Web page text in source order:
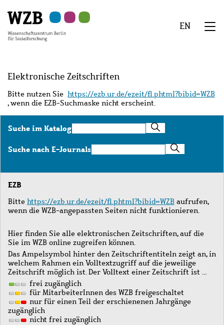
Hauptinhalt
springen
Navigation
springen
Suche
springen
Sekundärnavigation
springen
Fußzeile
springen
EN
Elektronische Zeitschriften
Bitte nutzen Sie https://ezb.ur.de/ezeit/fl.phtml?bibid=WZB
, wenn die EZB-Suchmaske nicht erscheint.
Suche im KatalogSuche
im
Katalog
Suche nach E-JournalsSuche
nach
Journals
EZB
Bitte https://ezb.ur.de/ezeit/fl.phtml?bibid=WZB aufrufen,
wenn die WZB-angepassten Seiten nicht funktionieren.
Hier finden Sie alle elektronischen Zeitschriften, auf die
Sie im WZB online zugreifen können.
Das Ampelsymbol hinter den Zeitschriftentiteln zeigt an, in
welchem Rahmen ein Volltextzugriff auf die jeweilige
Zeitschrift möglich ist. Der Volltext einer Zeitschrift ist …
frei zugänglich
für MitarbeiterInnen des WZB freigeschaltet
nur für einen Teil der erschienenen Jahrgänge
zugänglich
nicht frei zugänglich